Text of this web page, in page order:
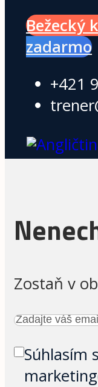
Bežecký
zadarmo
+421
Zostaň v
Súhlasím